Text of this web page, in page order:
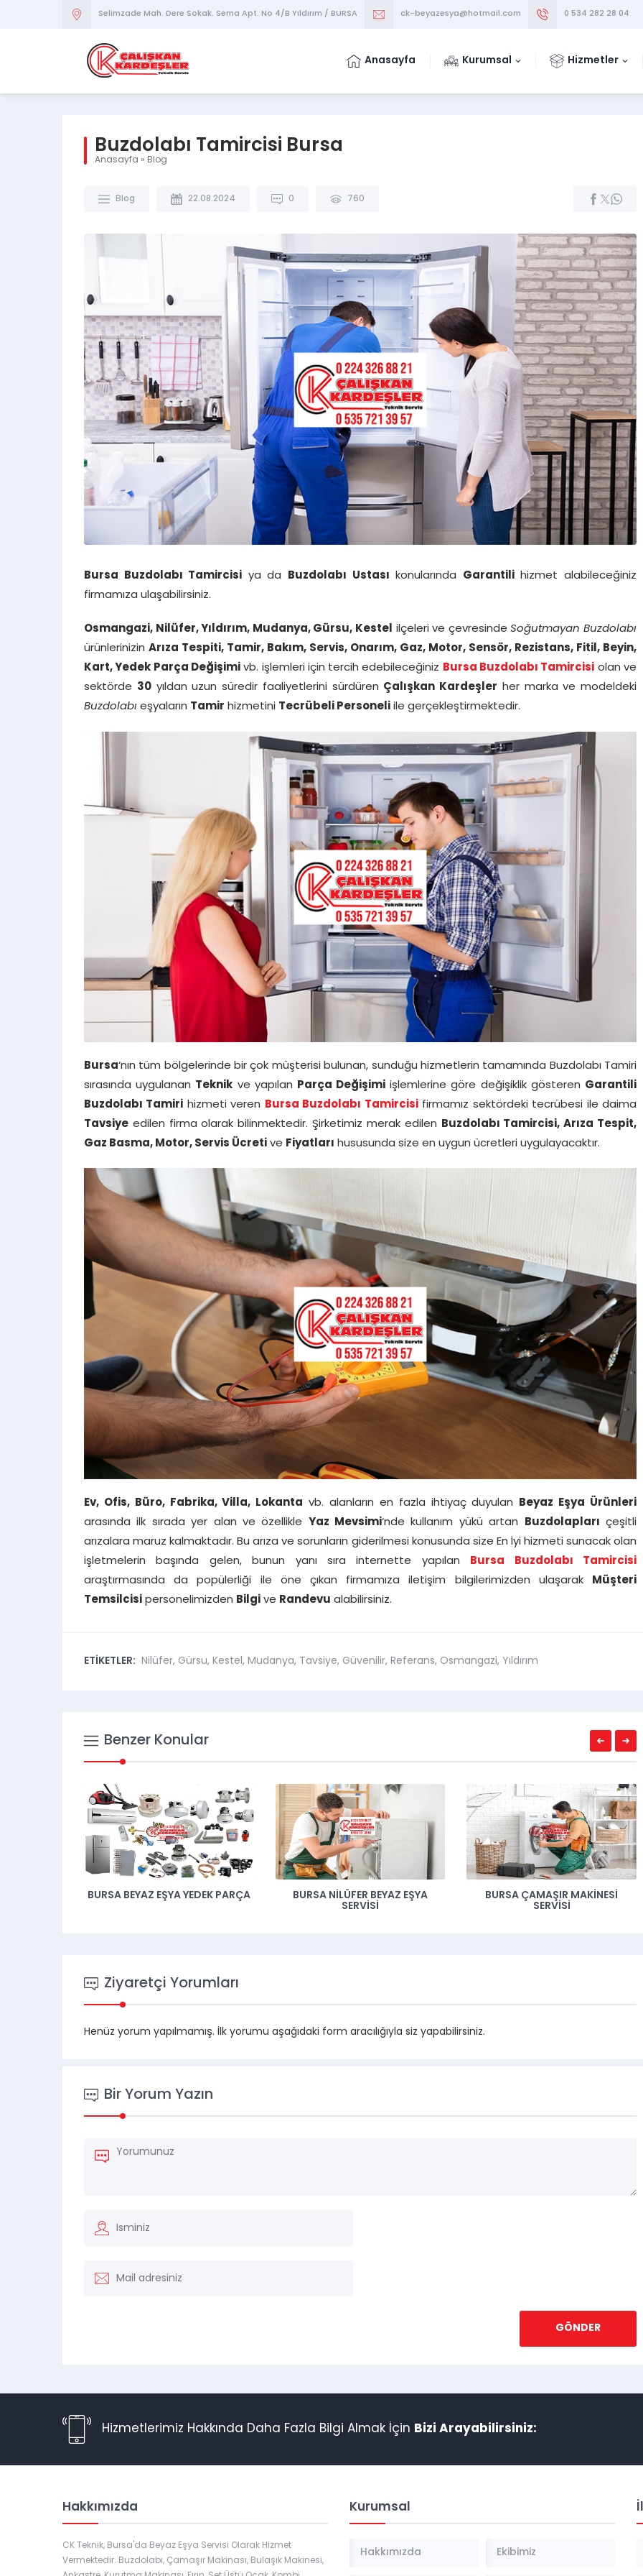
Selimzade Mah. Dere Sokak. Sema Apt. No 4/B Yıldırım / BURSA ck-beyazesya@hotmail.com 0 534 282 28 04
Anasayfa Kurumsal Hizmetler
Buzdolabı Tamircisi Bursa
Anasayfa » Blog
Blog 22.08.2024 0 760
Bursa Buzdolabı Tamircisi ya da Buzdolabı Ustası konularında Garantilihizmet alabileceğiniz
firmamıza ulaşabilirsiniz.
Osmangazi, Nilüfer, Yıldırım, Mudanya, Gürsu, Kestel ilçeleri ve çevresindeSoğutmayan Buzdolabı
ürünlerinizin Arıza Tespiti, Tamir, Bakım, Servis, Onarım, Gaz, Motor, Sensör, Rezistans, Fitil, Beyin,
Kart, Yedek Parça Değişimivb. işlemleri için tercih edebileceğiniz Bursa Buzdolabı Tamircisi olan ve
sektörde 30yıldan uzun süredir faaliyetlerini sürdüren Çalışkan Kardeşler her marka ve modeldeki
Buzdolabı eşyaların Tamir hizmetini Tecrübeli Personeli ile gerçekleştirmektedir.
Bursa‘nın tüm bölgelerinde bir çok müşterisi bulunan, sunduğu hizmetlerin tamamında Buzdolabı Tamiri
sırasında uygulanan Teknik ve yapılan Parça Değişimi işlemlerine göre değişiklik gösteren Garantili
Buzdolabı Tamiri hizmeti veren Bursa Buzdolabı Tamircisifirmamız sektördeki tecrübesi ile daima
Tavsiye edilen firma olarak bilinmektedir. Şirketimiz merak edilen Buzdolabı Tamircisi, Arıza Tespit,
Gaz Basma, Motor, Servis Ücreti ve Fiyatları hususunda size en uygun ücretleri uygulayacaktır.
Ev, Ofis, Büro, Fabrika, Villa, Lokanta vb. alanların en fazla ihtiyaç duyulan Beyaz Eşya Ürünleri
arasında ilk sırada yer alan ve özellikle Yaz Mevsimi‘nde kullanım yükü artan Buzdolapları çeşitli
arızalara maruz kalmaktadır. Bu arıza ve sorunların giderilmesi konusunda size En İyi hizmeti sunacak olan
işletmelerin başında gelen, bunun yanı sıra internette yapılan Bursa Buzdolabı Tamircisi
araştırmasında da popülerliği ile öne çıkan firmamıza iletişim bilgilerimizden ulaşarak Müşteri
Temsilcisi personelimizden Bilgi ve Randevu alabilirsiniz.
ETİKETLER: Nilüfer, Gürsu, Kestel, Mudanya, Tavsiye, Güvenilir, Referans, Osmangazi, Yıldırım
Benzer Konular
BURSA BEYAZ EŞYA YEDEK PARÇA
BURSA NILÜFER BEYAZ EŞYA
BURSA ÇAMAŞIR MAKINESI
OSMANGAZI
Ziyaretçi Yorumları
Henüz yorum yapılmamış. İlk yorumu aşağıdaki form aracılığıyla siz yapabilirsiniz.
Bir Yorum Yazın
Hizmetlerimiz Hakkında Daha Fazla Bilgi Almak İçin Bizi Arayabilirsiniz:
Hakkımızda
CK Teknik, Bursa'da Beyaz Eşya Servisi Olarak Hizmet
Vermektedir. Buzdolabı, Çamaşır Makinası, Bulaşık Makinesi,
Kurumsal
Hakkımızda Ekibimiz